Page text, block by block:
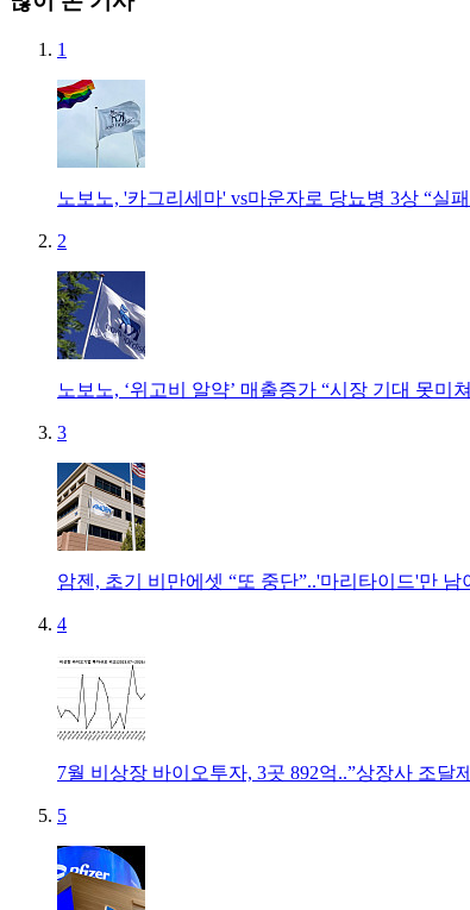
1
노보노, '카그리세마' vs마운자로 당뇨병 3상 “실
2
노보노, ‘위고비 알약’ 매출증가 “시장 기대 못미
3
암젠, 초기 비만에셋 “또 중단”..'마리타이드'만 남
4
7월 비상장 바이오투자, 3곳 892억..”상장사 조달
5